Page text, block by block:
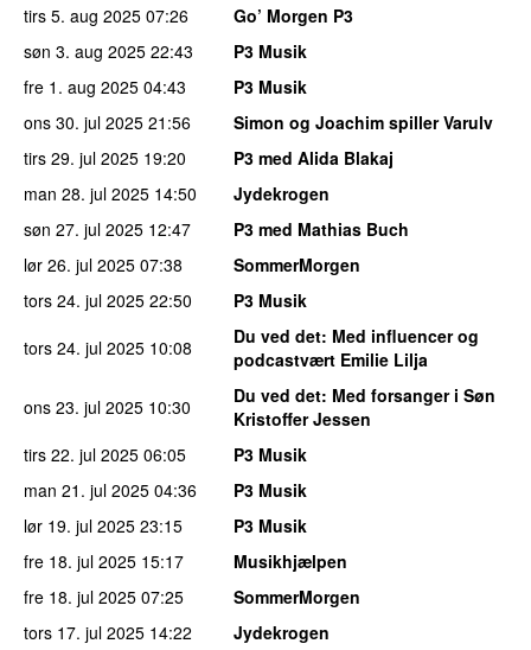
tirs 5. aug 2025 07:26
Go’ Morgen P3
søn 3. aug 2025 22:43
P3 Musik
fre 1. aug 2025 04:43
P3 Musik
ons 30. jul 2025 21:56
Simon og Joachim spiller Varulv
tirs 29. jul 2025 19:20
P3 med Alida Blakaj
man 28. jul 2025 14:50
Jydekrogen
søn 27. jul 2025 12:47
P3 med Mathias Buch
lør 26. jul 2025 07:38
SommerMorgen
tors 24. jul 2025 22:50
P3 Musik
tors 24. jul 2025 10:08 Du ved det: Med influencer og
podcastvært Emilie Lilja
ons 23. jul 2025 10:30 Du ved det: Med forsanger i Søn
Kristoffer Jessen
tirs 22. jul 2025 06:05
P3 Musik
man 21. jul 2025 04:36
P3 Musik
lør 19. jul 2025 23:15
P3 Musik
fre 18. jul 2025 15:17
Musikhjælpen
fre 18. jul 2025 07:25
SommerMorgen
tors 17. jul 2025 14:22
Jydekrogen